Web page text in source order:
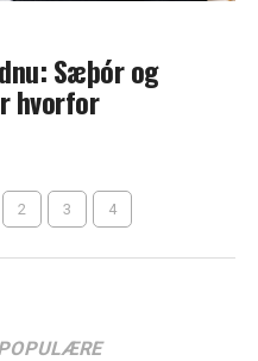
Sæþór og
hvorfor
2 3 4